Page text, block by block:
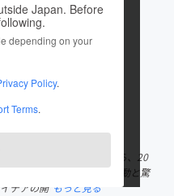
Japan. Before
depending on your
Policy.
Terms.
KK
クトを投稿しています
届けしたいという想いから、20
めました。 多くの人に感動と驚
デアの開 もっと見る